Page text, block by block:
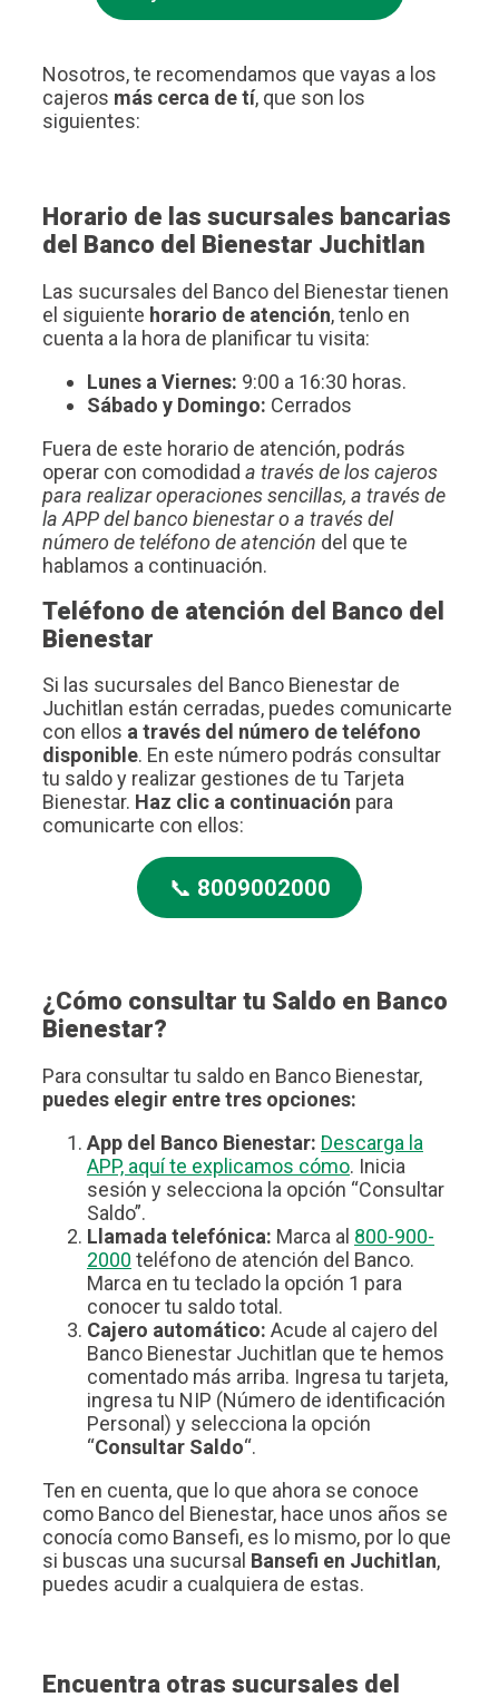
Nosotros, te recomendamos que vayas a los
cajeros más cerca de tí, que son los
siguientes:
Horario de las sucursales bancarias
del Banco del Bienestar Juchitlan
Las sucursales del Banco del Bienestar tienen
el siguiente horario de atención, tenlo en
cuenta a la hora de planificar tu visita:
Lunes a Viernes: 9:00 a 16:30 horas.
Sábado y Domingo: Cerrados
Fuera de este horario de atención, podrás
operar con comodidad a través de los cajeros
para realizar operaciones sencillas, a través de
la APP del banco bienestar o a través del
número de teléfono de atención del que te
hablamos a continuación.
Teléfono de atención del Banco del
Bienestar
Si las sucursales del Banco Bienestar de
Juchitlan están cerradas, puedes comunicarte
con ellos a través del número de teléfono
disponible. En este número podrás consultar
tu saldo y realizar gestiones de tu Tarjeta
Bienestar. Haz clic a continuación para
comunicarte con ellos:
📞 8009002000
¿Cómo consultar tu Saldo en Banco
Bienestar?
Para consultar tu saldo en Banco Bienestar,
puedes elegir entre tres opciones:
App del Banco Bienestar: Descarga la
APP, aquí te explicamos cómo. Inicia
sesión y selecciona la opción “Consultar
Saldo”.
Llamada telefónica: Marca al 800-900-
2000 teléfono de atención del Banco.
Marca en tu teclado la opción 1 para
conocer tu saldo total.
Cajero automático: Acude al cajero del
Banco Bienestar Juchitlan que te hemos
comentado más arriba. Ingresa tu tarjeta,
ingresa tu NIP (Número de identificación
Personal) y selecciona la opción
“Consultar Saldo“.
Ten en cuenta, que lo que ahora se conoce
como Banco del Bienestar, hace unos años se
conocía como Bansefi, es lo mismo, por lo que
si buscas una sucursal Bansefi en Juchitlan,
puedes acudir a cualquiera de estas.
Encuentra otras sucursales del